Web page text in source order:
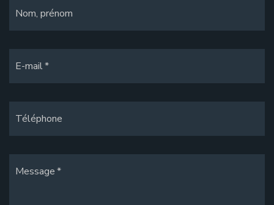
Nom, prénom
E-mail
Téléphone
Message